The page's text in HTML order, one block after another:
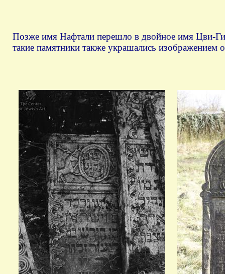
Позже имя Нафтали перешло в двойное имя Цви-
такие памятники также украшались изображением